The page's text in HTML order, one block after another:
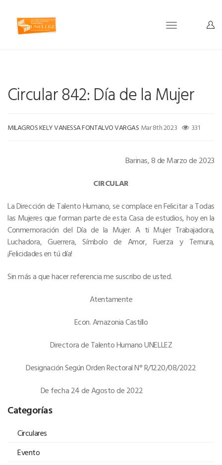
Toggle
Circular 842: Día de la Mujer
MILAGROS KELY VANESSA FONTALVO VARGAS Mar 8th 2023 331
Barinas, 8 de Marzo de 2023
CIRCULAR
La Dirección de Talento Humano, se complace en Felicitar a Todas
las Mujeres que forman parte de esta Casa de estudios, hoy en la
Conmemoración del Día de la Mujer. A ti Mujer Trabajadora,
Luchadora, Guerrera, Símbolo de Amor, Fuerza y Ternura,
¡Felicidades en tú día!
Sin más a que hacer referencia me suscribo de usted.
Atentamente
Econ. Amazonia Castillo
Directora de Talento Humano UNELLEZ
Designación Según Orden Rectoral N° R/1220/08/2022
De fecha 24 de Agosto de 2022
Categorías
Circulares
Evento